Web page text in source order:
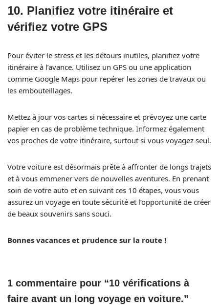
10. Planifiez votre itinéraire et
vérifiez votre GPS
Pour éviter le stress et les détours inutiles, planifiez votre
itinéraire à l’avance. Utilisez un GPS ou une application
comme Google Maps pour repérer les zones de travaux ou
les embouteillages.
Mettez à jour vos cartes si nécessaire et prévoyez une carte
papier en cas de problème technique. Informez également
vos proches de votre itinéraire, surtout si vous voyagez seul.
Votre voiture est désormais prête à affronter de longs trajets
et à vous emmener vers de nouvelles aventures. En prenant
soin de votre auto et en suivant ces 10 étapes, vous vous
assurez un voyage en toute sécurité et l’opportunité de créer
de beaux souvenirs sans souci.
Bonnes vacances et prudence sur la route !
1 commentaire pour “10 vérifications à
faire avant un long voyage en voiture.”